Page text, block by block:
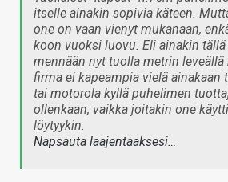
itselle ainakin sopivia käteen.
one on vaan vienyt mukanaan,
koon vuoksi luovu. Eli ainakin
mennään nyt tuolla metrin leveällä
firma ei kapeampia vielä ainakaan
tai motorola kyllä puhelimen
ollenkaan, vaikka joitakin one
löytyykin.
Napsauta laajentaaksesi…